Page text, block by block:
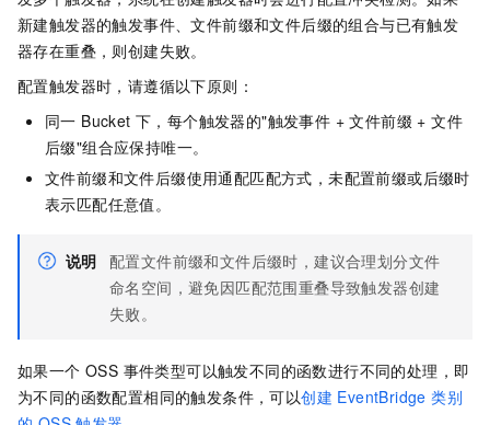
新建触发器的触发事件、文件前缀和文件后缀的组合与已有触发
器存在重叠，则创建失败。
配置触发器时，请遵循以下原则：
同一 Bucket 下，每个触发器的"触发事件 + 文件前缀 + 文件
后缀"组合应保持唯一。
文件前缀和文件后缀使用通配匹配方式，未配置前缀或后缀时
表示匹配任意值。
说明 配置文件前缀和文件后缀时，建议合理划分文件
命名空间，避免因匹配范围重叠导致触发器创建
失败。
如果一个 OSS 事件类型可以触发不同的函数进行不同的处理，即
为不同的函数配置相同的触发条件，可以创建 EventBridge 类别